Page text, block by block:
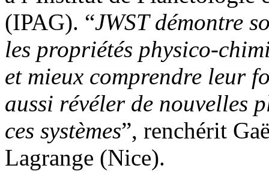
(IPAG). “JWST démontre
les propriétés physico-
et mieux comprendre leur
aussi révéler de nouvelles
ces systèmes”, renchérit
Lagrange (Nice).